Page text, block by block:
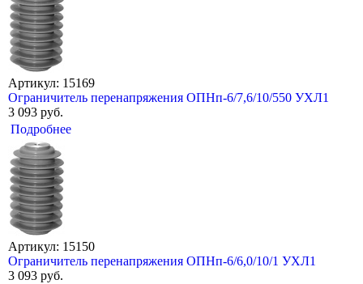
Артикул: 15169
Ограничитель перенапряжения ОПНп-6/7,6/10/550 УХЛ1
3 093 руб.
Подробнее
Артикул: 15150
Ограничитель перенапряжения ОПНп-6/6,0/10/1 УХЛ1
3 093 руб.